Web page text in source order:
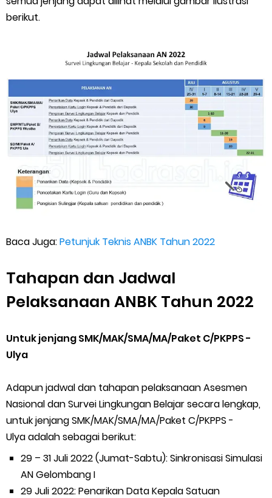
berikut.
Baca Juga:Petunjuk Teknis ANBK Tahun 2022
Tahapan dan Jadwal
Pelaksanaan ANBK Tahun 2022
Untuk jenjang SMK/MAK/SMA/MA/Paket C/PKPPS -
Ulya
Adapun jadwal dan tahapan pelaksanaan Asesmen
Nasional dan Survei Lingkungan Belajar secara lengkap,
untuk jenjang SMK/MAK/SMA/MA/Paket C/PKPPS -
Ulya adalah sebagai berikut:
29 – 31 Juli 2022 (Jumat-Sabtu): Sinkronisasi Simulasi
AN Gelombang I
29 Juli 2022: Penarikan Data Kepala Satuan